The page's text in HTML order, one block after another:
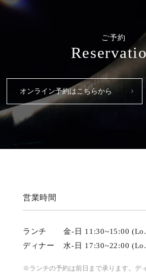
ご予約
オンライン予約はこちらから
営業時間
ランチ
金-日 11:30~15:00
ディナー
水-日 17:30~22:00
※ランチの予約は前日まで承ります。デ